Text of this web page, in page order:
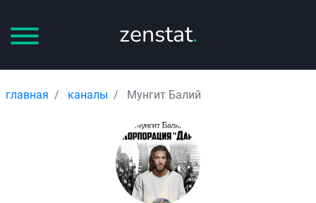
zenstat.
главная каналы Мунгит Балий